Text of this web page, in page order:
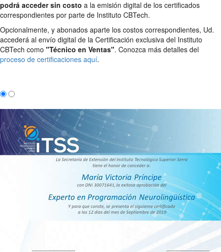
podrá acceder sin costo a la emisión digital de los certificados
correspondientes por parte de Instituto CBTech.
Opcionalmente, y abonados aparte los costos correspondientes, Ud.
accederá al envío digital de la Certificación exclusiva del Instituto
CBTech como "Técnico en Ventas". Conozca más detalles del
proceso de certificaciones aquí.